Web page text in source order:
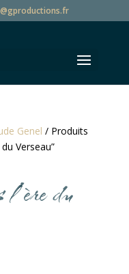
Genel / Produits
Verseau”
du